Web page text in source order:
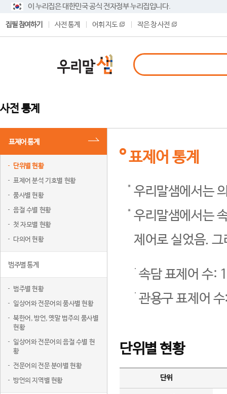
이 누리집은 대한민국 공식 전자정부 누리집입니다.
집필 참여하기 사전 통계 어휘 지도 작은 창 사전
사전 통계
표제어 통계
단위별 현황
표제어 분석 기호별 현황
품사별 현황
음절 수별 현황
첫 자모별 현황
다의어 현황
범주별 통계
범주별 현황
일상어와 전문어의 품사별 현황
북한어, 방언, 옛말 범주의 품사별
현황
일상어와 전문어의 음절 수별 현
황
전문어의 전문 분야별 현황
방언의 지역별 현황
표제어 통계
우리말샘에서는
우리말샘에서는
제어로 실었음.
속담 표제어 수:
관용구 표제어
단위별 현황
단위